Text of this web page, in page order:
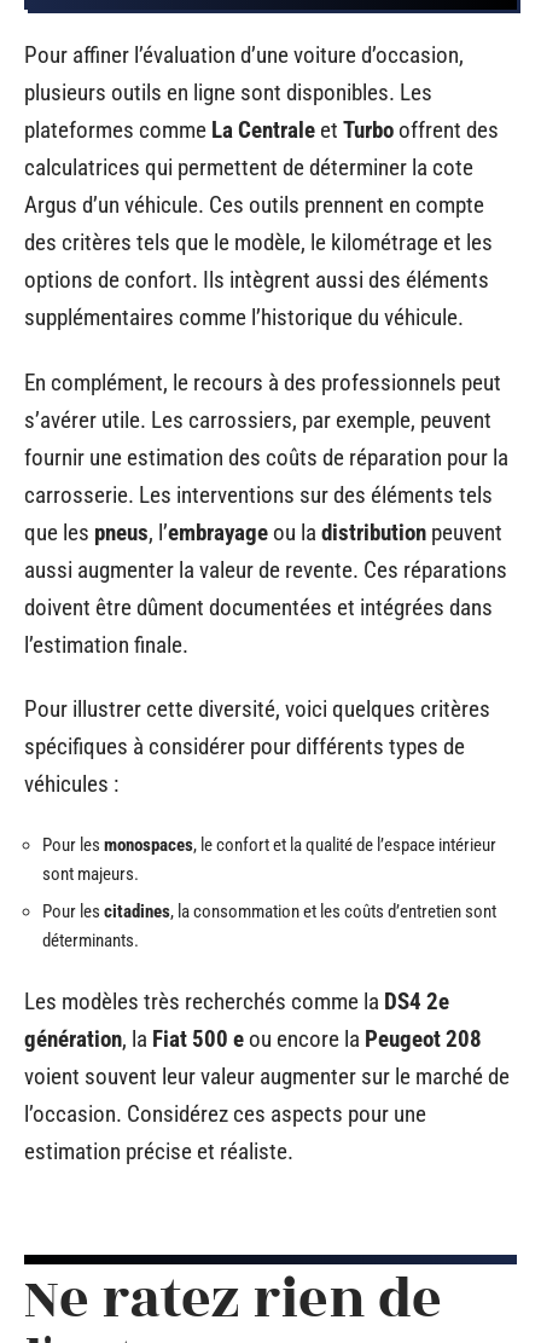
Pour affiner l’évaluation d’une voiture d’occasion,
plusieurs outils en ligne sont disponibles. Les
plateformes comme La Centrale et Turbo offrent des
calculatrices qui permettent de déterminer la cote
Argus d’un véhicule. Ces outils prennent en compte
des critères tels que le modèle, le kilométrage et les
options de confort. Ils intègrent aussi des éléments
supplémentaires comme l’historique du véhicule.
En complément, le recours à des professionnels peut
s’avérer utile. Les carrossiers, par exemple, peuvent
fournir une estimation des coûts de réparation pour la
carrosserie. Les interventions sur des éléments tels
que les pneus, l’embrayage ou la distribution peuvent
aussi augmenter la valeur de revente. Ces réparations
doivent être dûment documentées et intégrées dans
l’estimation finale.
Pour illustrer cette diversité, voici quelques critères
spécifiques à considérer pour différents types de
véhicules :
Pour les monospaces, le confort et la qualité de l’espace intérieur
sont majeurs.
Pour les citadines, la consommation et les coûts d’entretien sont
déterminants.
Les modèles très recherchés comme la DS4 2e
génération, la Fiat 500 e ou encore la Peugeot 208
voient souvent leur valeur augmenter sur le marché de
l’occasion. Considérez ces aspects pour une
estimation précise et réaliste.
Ne ratez rien de